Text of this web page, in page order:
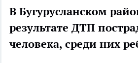
В Бугурусланском
результате ДТП
человека, среди них